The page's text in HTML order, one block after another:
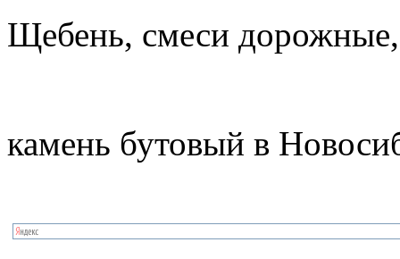
Щебень, смеси дорожные,
камень бутовый в